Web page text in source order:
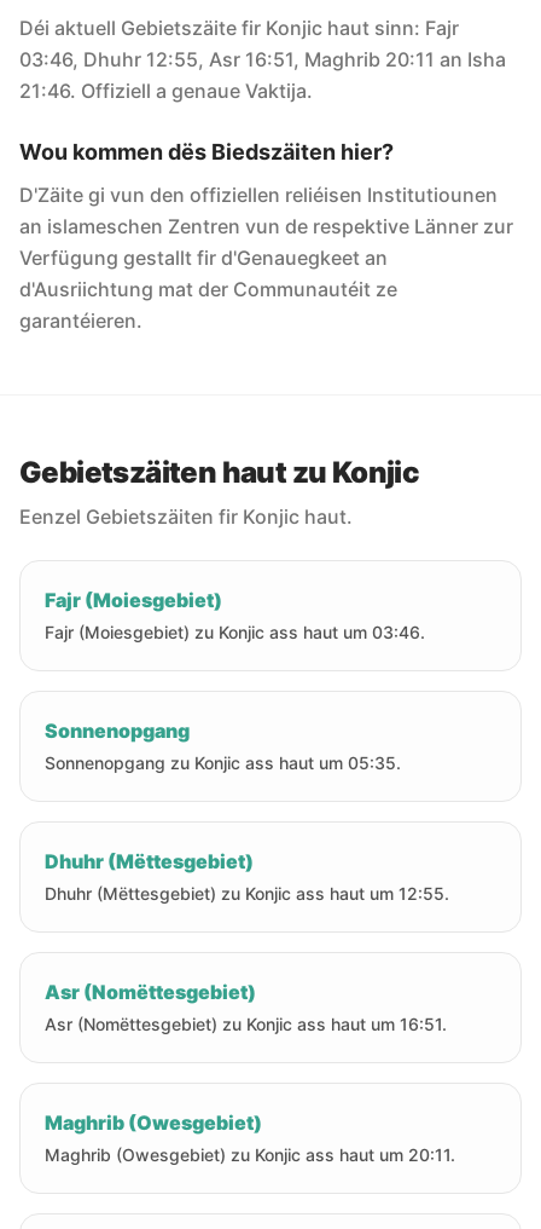
Déi aktuell Gebietszäite fir Konjic haut sinn: Fajr
03:46, Dhuhr 12:55, Asr 16:51, Maghrib 20:11 an Isha
21:46. Offiziell a genaue Vaktija.
Wou kommen dës Biedszäiten hier?
D'Zäite gi vun den offiziellen reliéisen Institutiounen
an islameschen Zentren vun de respektive Länner zur
Verfügung gestallt fir d'Genauegkeet an
d'Ausriichtung mat der Communautéit ze
garantéieren.
Gebietszäiten haut zu Konjic
Eenzel Gebietszäiten fir Konjic haut.
Fajr (Moiesgebiet)
Fajr (Moiesgebiet) zu Konjic ass haut um 03:46.
Sonnenopgang
Sonnenopgang zu Konjic ass haut um 05:35.
Dhuhr (Mëttesgebiet)
Dhuhr (Mëttesgebiet) zu Konjic ass haut um 12:55.
Asr (Nomëttesgebiet)
Asr (Nomëttesgebiet) zu Konjic ass haut um 16:51.
Maghrib (Owesgebiet)
Maghrib (Owesgebiet) zu Konjic ass haut um 20:11.